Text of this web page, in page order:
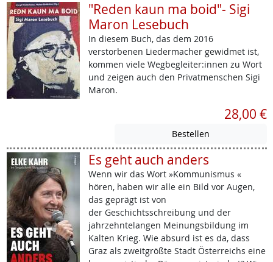
"Reden kaun ma boid"- Sigi
Maron Lesebuch
In diesem Buch, das dem 2016
verstorbenen Liedermacher gewidmet ist,
kommen viele Wegbegleiter:innen zu Wort
und zeigen auch den Privatmenschen Sigi
Maron.
28,00 €
Es geht auch anders
Wenn wir das Wort »Kommunismus «
hören, haben wir alle ein Bild vor Augen,
das geprägt ist von
der Geschichtsschreibung und der
jahrzehntelangen Meinungsbildung im
Kalten Krieg. Wie absurd ist es da, dass
Graz als zweitgrößte Stadt Österreichs eine